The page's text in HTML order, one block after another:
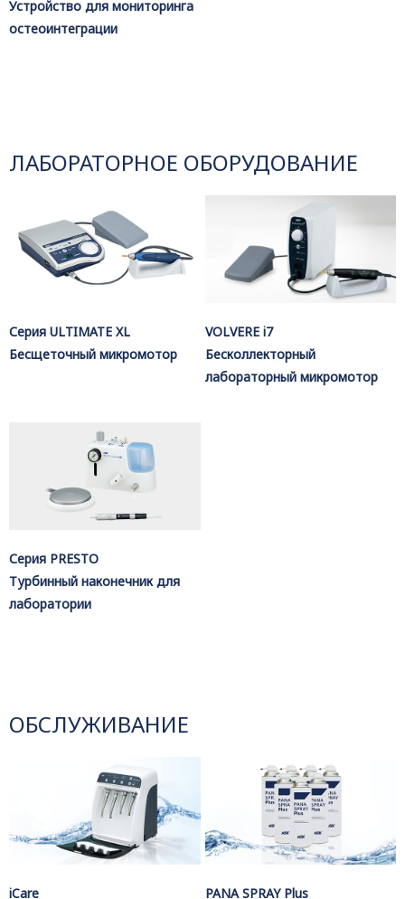
Устройство для мониторинга
остеоинтеграции
ЛАБОРАТОРНОЕ ОБОРУДОВАНИЕ
Серия ULTIMATE XL
Бесщеточный микромотор
VOLVERE i7
Бесколлекторный
лабораторный микромотор
Серия PRESTO
Турбинный наконечник для
лаборатории
ОБСЛУЖИВАНИЕ
iCare
PANA SPRAY Plus